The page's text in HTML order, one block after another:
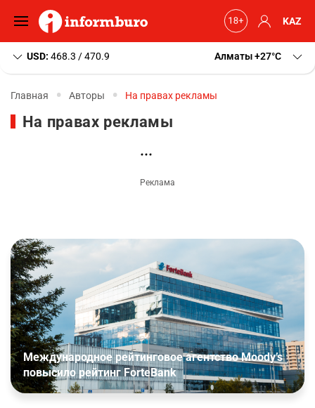
KAZ
USD: 468.3 / 470.9 Алматы+27 C
Главная Авторы На правах рекламы
На правах рекламы
Международное рейтинговое агентство Moody’s
повысило рейтинг ForteBank